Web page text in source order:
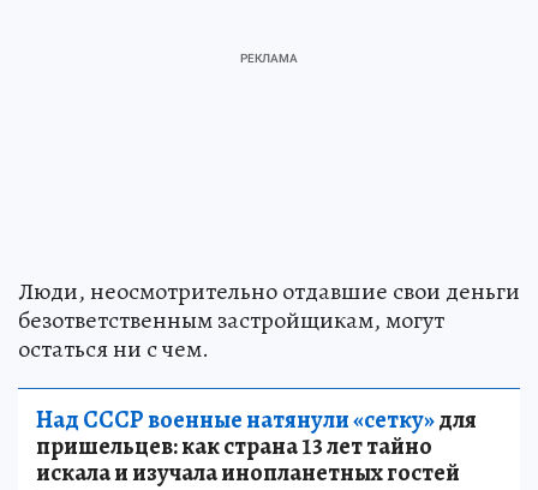
Люди, неосмотрительно отдавшие свои деньги
безответственным застройщикам, могут
остаться ни с чем.
Над СССР военные натянули «сетку»для
пришельцев: как страна 13 лет тайно
искала и изучала инопланетных гостей